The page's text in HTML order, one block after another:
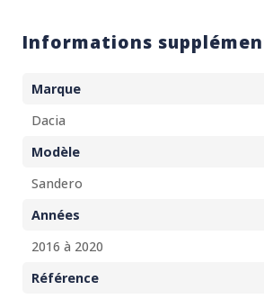
Informations
Marque
Dacia
Modèle
Sandero
Années
2016 à 2020
Référence